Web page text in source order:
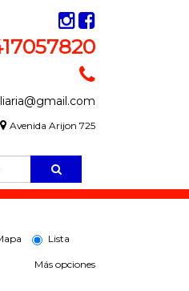
Avenida Arijon 725
Lista
Más opciones